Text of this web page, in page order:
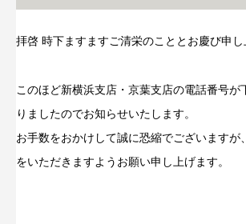
拝啓 時下ますますご清栄のこととお慶び申し
このほど新横浜支店・京葉支店の電話番号が
りましたのでお知らせいたします。
お手数をおかけして誠に恐縮でございますが
をいただきますようお願い申し上げます。